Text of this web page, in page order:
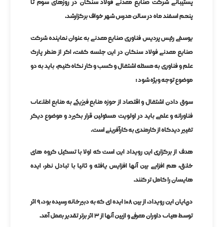
پشتیبانی شرکت صنایع معدنی فولاد سنگان در روزهای سوم تا
پنجم اسفند ماه در سالن مدرس شهر خواف برگزارشد.
یوسفی رئیس پردیس فناوری صنایع معدنی به عنوان نماینده شرکت
صنایع معدنی فولاد سنگان در این جلسه گفت، اگر از منظر پارک
علم و فناوری به مسئله اشتغال و کسب و کار نگاه کنیم، باید به دو
موضوع توجه ویژه شود :
سوق دادن اشتغال و اقتصاد از حوزه منابع فیزیکی به منابع اطلاعات
فناورانه و علمی باید در اولویت مسئولین قرار بگیرد و موضوع دیگر
تغییر دیدگاه از کارمندی به کارآفرینی است.
هدف از برگزاری این رویداد این است که اولا با تشکیل گروه های
خلاق، هم افزایی بین آنها افزایش یافته و ثانیا با تبادل نظر، ایده
هایشان را کامل تر کنند.
درپایان این رویداد، از بین ۱۰۸ ایده ای که به دبیرخانه رسیده بود، ۹ اثر
توسط هیات داوران معرفی و ازبین آنها از ۳ اثر برتر تقدیر بعمل آمد.